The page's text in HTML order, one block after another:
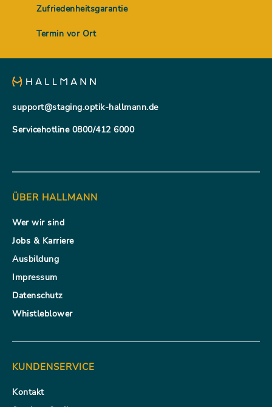
TERMIN BESTÄTIGEN
Zufriedenheitsgarantie
Termin vor Ort
support@staging.optik-hallmann.de
Servicehotline 0800/412 6000
ÜBER HALLMANN
Wer wir sind
Jobs & Karriere
Ausbildung
Impressum
Datenschutz
Whistleblower
KUNDENSERVICE
Kontakt